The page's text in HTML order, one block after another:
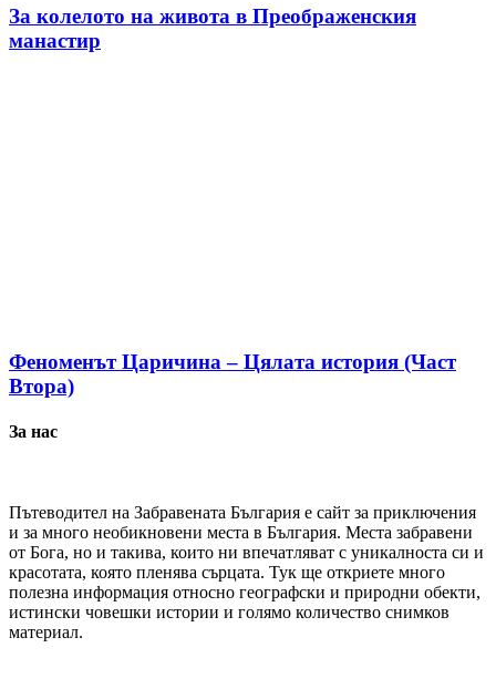
За колелото на живота в Преображенския
манастир
Феноменът Царичина – Цялата история (Част
Втора)
За нас
Пътеводител на Забравената България е сайт за приключения
и за много необикновени места в България. Места забравени
от Бога, но и такива, които ни впечатляват с уникалноста си и
красотата, която пленява сърцата. Тук ще откриете много
полезна информация относно географски и природни обекти,
истински човешки истории и голямо количество снимков
материал.